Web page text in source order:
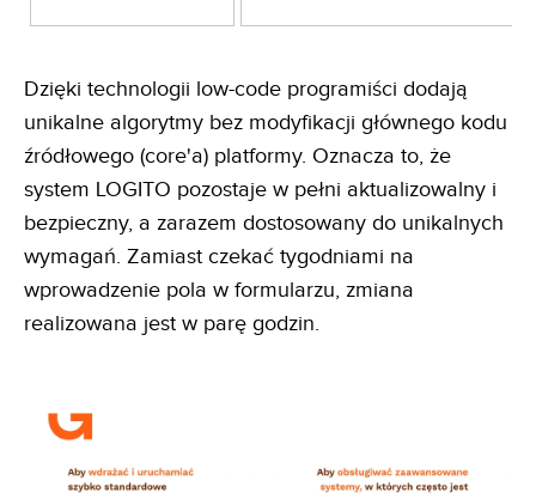
Dzięki technologii low-code programiści dodają
unikalne algorytmy bez modyfikacji głównego kodu
źródłowego (core'a) platformy. Oznacza to, że
system LOGITO pozostaje w pełni aktualizowalny i
bezpieczny, a zarazem dostosowany do unikalnych
wymagań. Zamiast czekać tygodniami na
wprowadzenie pola w formularzu, zmiana
realizowana jest w parę godzin.